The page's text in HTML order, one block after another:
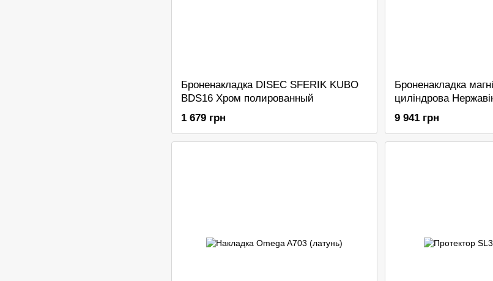
Броненакладка DISEC SFERIK KUBO
BDS16 Хром полированный
1 679 грн
Броненакладка
циліндрова
9 941 грн